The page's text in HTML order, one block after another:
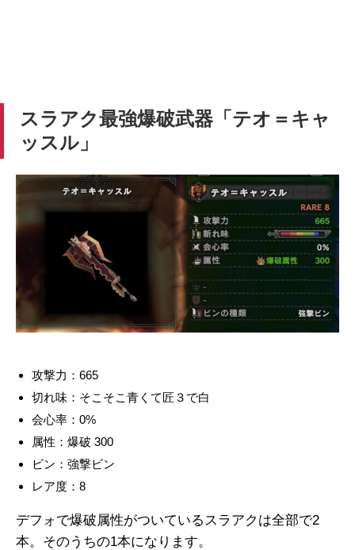
スラアク最強爆破武器「テオ＝キャ
ッスル」
攻撃力：665
切れ味：そこそこ青くて匠３で白
会心率：0%
属性：爆破 300
ビン：強撃ビン
レア度：8
デフォで爆破属性がついているスラアクは全部で2
本。そのうちの1本になります。